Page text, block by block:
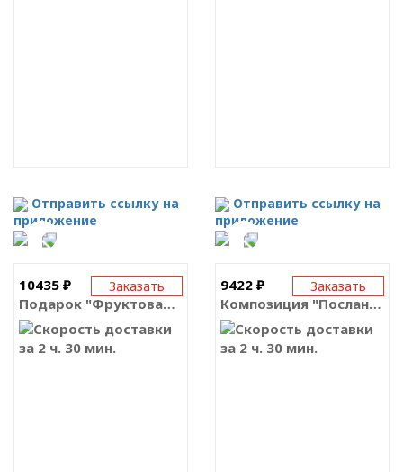
Отправить ссылку на
приложение
Отправить ссылку на
приложение
Заказать
9422 ₽
Композиция "Послание"
за 2 ч. 30 мин.
Заказать
10435 ₽
Подарок "Фруктовая корзина Премиум с конфетами"
за 2 ч. 30 мин.